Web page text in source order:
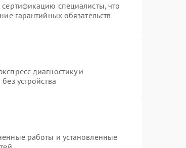
специалисты, что
гарантийных обязательств
диагностику и
устройства
работы и установленные